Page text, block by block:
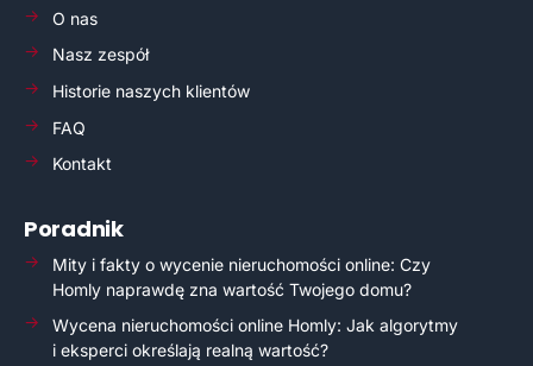
O nas
Nasz zespół
Historie naszych klientów
FAQ
Kontakt
Poradnik
Mity i fakty o wycenie nieruchomości online: Czy
Homly naprawdę zna wartość Twojego domu?
Wycena nieruchomości online Homly: Jak algorytmy
i eksperci określają realną wartość?